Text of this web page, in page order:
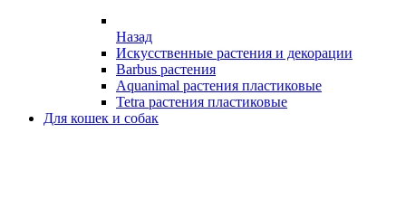
Назад
Искусственные растения и декорации
Barbus растения
Aquanimal растения пластиковые
Tetra растения пластиковые
Для кошек и собак